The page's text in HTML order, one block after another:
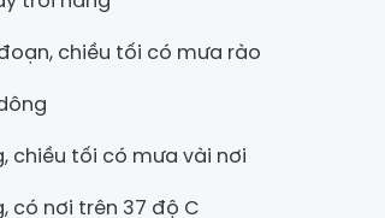
chiều tối có mưa rào
chiều tối có mưa vài nơi
có nơi trên 37 độ C